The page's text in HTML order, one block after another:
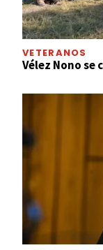
VETERANOS
Vélez Nono se